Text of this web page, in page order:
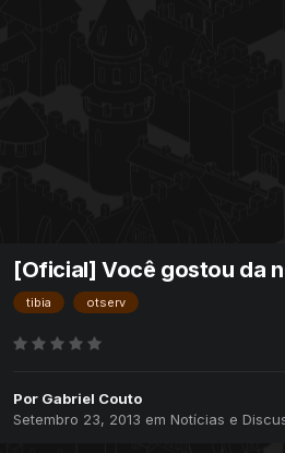
[Oficial] Você gostou da
tibia otserv
Por Gabriel Couto
Setembro 23, 2013 em Notícias e